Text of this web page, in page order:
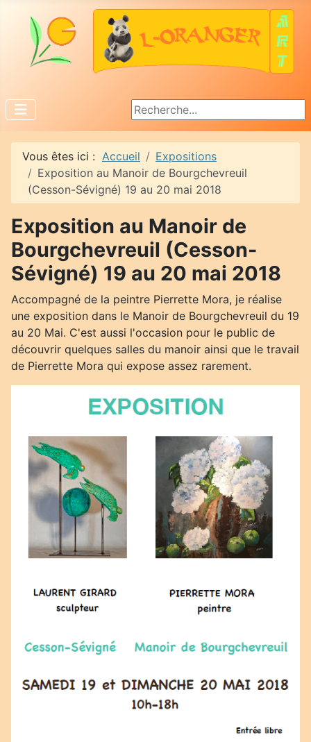
Rechercher
Vous êtes ici : Accueil
Expositions
Exposition au Manoir de Bourgchevreuil
(Cesson-Sévigné) 19 au 20 mai 2018
Exposition au Manoir de
Bourgchevreuil (Cesson-
Sévigné) 19 au 20 mai 2018
Accompagné de la peintre Pierrette Mora, je réalise
une exposition dans le Manoir de Bourgchevreuil du 19
au 20 Mai. C'est aussi l'occasion pour le public de
découvrir quelques salles du manoir ainsi que le travail
de Pierrette Mora qui expose assez rarement.